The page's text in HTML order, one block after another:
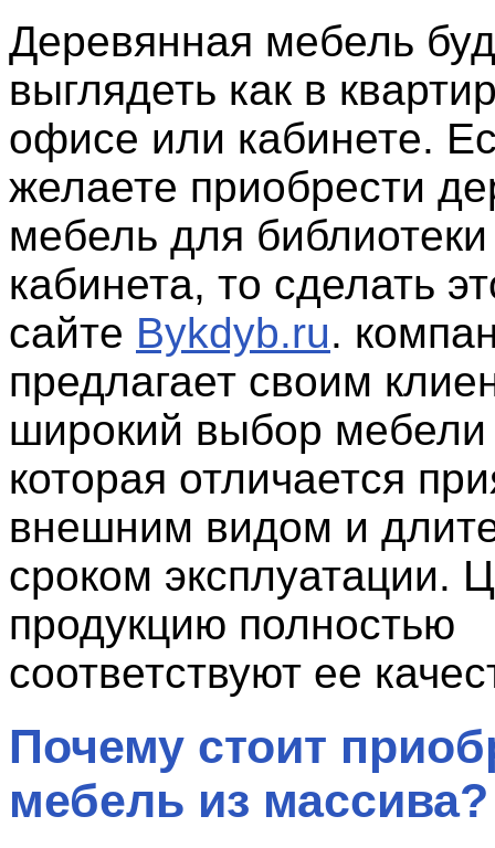
Деревянная мебель
выглядеть как в
офисе или кабинете.
желаете приобрести
мебель для
кабинета, то сделать
сайте Bykdyb.ru.
предлагает своим
широкий выбор мебели
которая отличается
внешним видом и
сроком эксплуатации.
продукцию полностью
соответствуют ее
Почему стоит
мебель из массива?